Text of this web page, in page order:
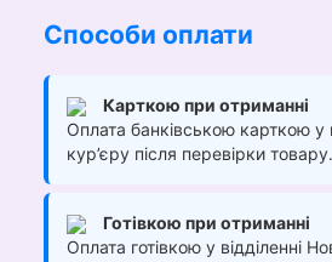
Способи оплати
Карткою при отриманні
Оплата банківською карткою у
кур’єру після перевірки товару.
Готівкою при отриманні
Оплата готівкою у відділенні